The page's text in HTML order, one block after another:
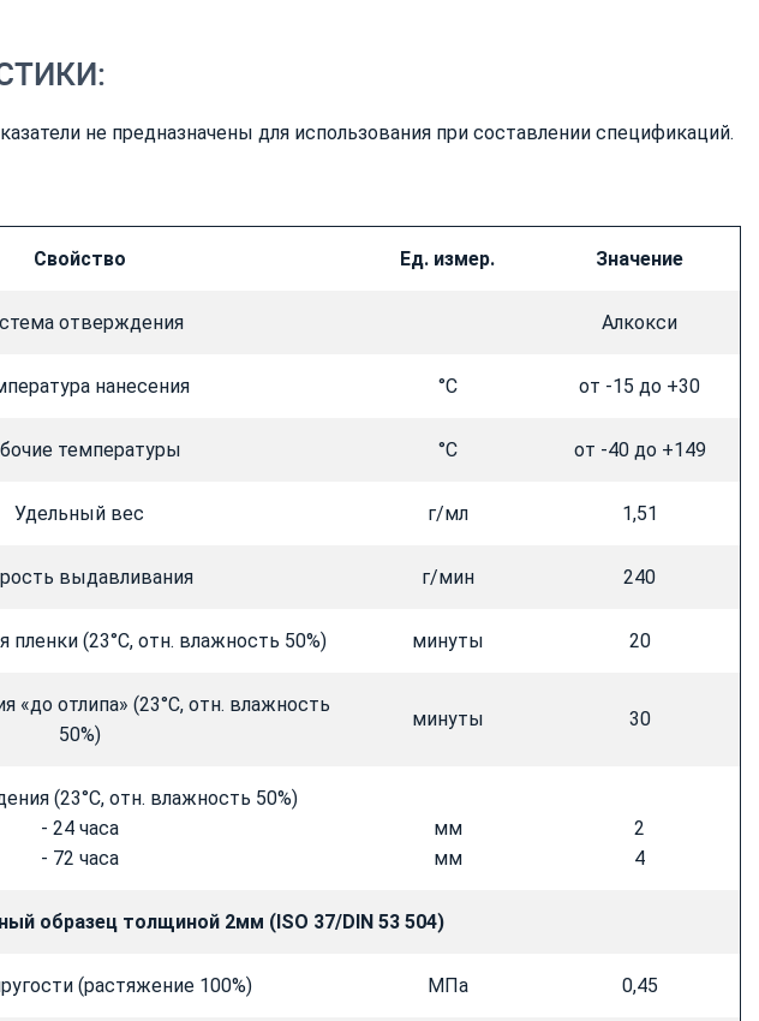
не предназначены для использования при составлении спецификаций.
Свойство Ед. измер. Значение
отверждения Алкокси
нанесения °C от -15 до +30
температуры °C от -40 до +149
Удельный вес г/мл 1,51
выдавливания г/мин 240
пленки (23°C, отн. влажность 50%) минуты 20
«до отлипа» (23°C, отн. влажность
50%)
минуты 30
(23°C, отн. влажность 50%)
- 24 часа
- 72 часа
мм
мм
2
4
образец толщиной 2мм (ISO 37/DIN 53 504)
(растяжение 100%) МПа 0,45